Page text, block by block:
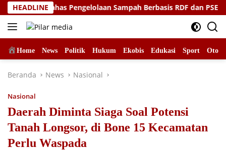
Langsung
ke
konten
HEADLINE
Bahas Pengelolaan Sampah Berbasis RDF dan PSEL
Home News Politik Hukum Ekobis Edukasi Sport
Beranda News Nasional
Nasional
Daerah Diminta Siaga Soal Potensi
Tanah Longsor, di Bone 15 Kecamatan
Perlu Waspada